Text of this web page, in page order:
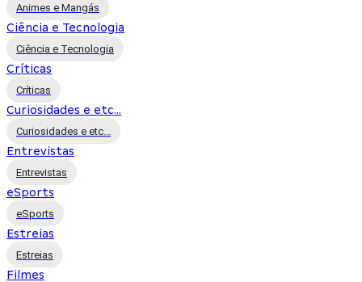
Animes e Mangás
Ciência e Tecnologia
Ciência e Tecnologia
Críticas
Críticas
Curiosidades e etc...
Curiosidades e etc...
Entrevistas
Entrevistas
eSports
eSports
Estreias
Estreias
Filmes